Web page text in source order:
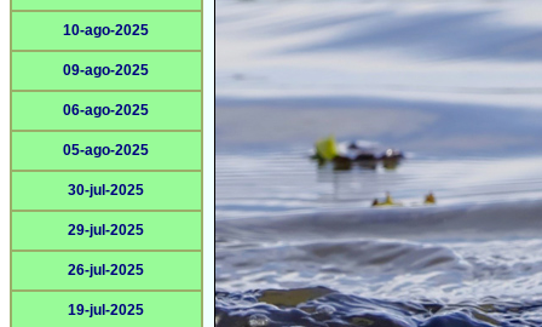
10-ago-2025
09-ago-2025
06-ago-2025
05-ago-2025
30-jul-2025
29-jul-2025
26-jul-2025
19-jul-2025